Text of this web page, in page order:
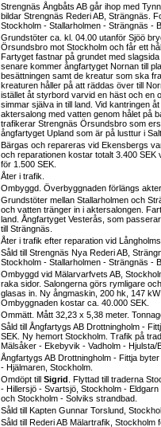
Strengnäs Ångbåts AB går ihop med
bildar Strengnäs Rederi AB, Strängnäs.
Stockholm - Stallarholmen - Strängnäs -
Grundstöter ca. kl. 04.00 utanför Sjöö
Örsundsbro mot Stockholm och får ett
Fartyget fastnar på grundet med
senare kommer ångfartyget Nornan till
besättningen samt de kreatur som ska
kreaturen håller på att räddas över till
istället åt styrbord varvid en häst och en
simmar själva in till land. Vid kantringen
aktersalong med vatten genom hålet på
trafikerar Strengnäs Örsundsbro som
ångfartyget Upland som är på lusttur i
Bärgas och repareras vid Ekensbergs
och reparationen kostar totalt 3.400
för 1.500 SEK.
Åter i trafik.
Ombyggd. Överbyggnaden förlängs
Grundstöter mellan Stallarholmen och
och vatten tränger in i aktersalongen.
land. Ångfartyget Vesterås, som
till Strängnäs.
Åter i trafik efter reparation vid
Såld till Strengnäs Nya Rederi AB,
Stockholm - Stallarholmen - Strängnäs -
Ombyggd vid Mälarvarfvets AB,
raka sidor. Salongerna görs rymligare
glasas in. Ny ångmaskin, 200 hk, 147
Ombyggnaden kostar ca. 40.000 SEK.
Ommätt. Mått 32,23 x 5,38 meter.
Såld till Ångfartygs AB Drottningholm -
SEK. Ny hemort Stockholm. Trafik på
Mälsåker - Ekebyvik - Vadholm - Hjulsta/
Ångfartygs AB Drottningholm - Fittja
- Hjälmaren, Stockholm.
Omdöpt till Sigrid . Flyttad till traderna
- Hillersjö - Svartsjö, Stockholm -
och Stockholm - Solviks strandbad.
Såld till Kapten Gunnar Torslund,
Såld till Rederi AB Mälartrafik, Stockholm